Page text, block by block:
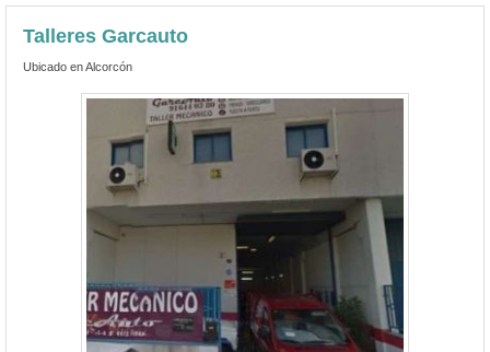
Talleres Garcauto
Ubicado en Alcorcón